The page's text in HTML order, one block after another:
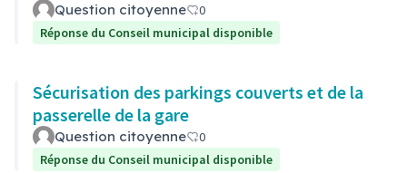
Question citoyenne
0
Réponse du Conseil municipal disponible
Sécurisation des parkings couverts et de la
passerelle de la gare
Question citoyenne
0
Réponse du Conseil municipal disponible